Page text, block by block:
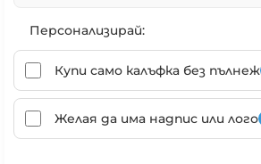
Персонализирай:
Купи само калъфка без пълнеж
Желая да има надпис или лого